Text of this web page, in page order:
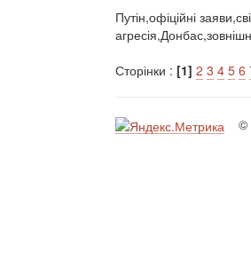
Путін,офіційні
Сторінки : [1] 2 3 4 5 6
©